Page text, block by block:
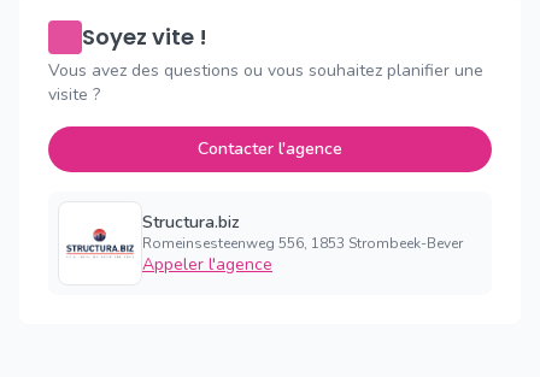
Soyez vite !
Vous avez des questions ou vous souhaitez planifier une
visite ?
Contacter l'agence
Structura.biz
Romeinsesteenweg 556, 1853 Strombeek-Bever
Appeler l'agence